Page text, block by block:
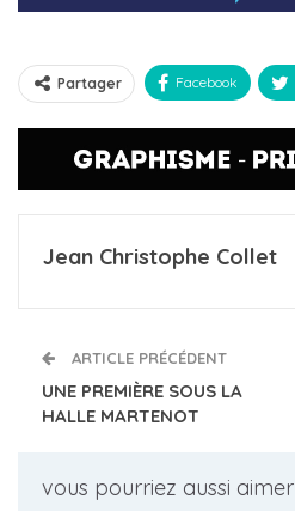
Partager Facebook
Jean Christophe Collet
ARTICLE PRÉCÉDENT
UNE PREMIÈRE SOUS LA
HALLE MARTENOT
vous pourriez aussi aimer